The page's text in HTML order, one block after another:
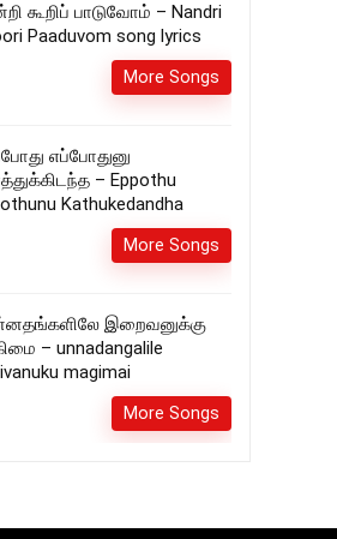
கூறிப் பாடுவோம் – Nandri
Paaduvom song lyrics
More Songs
எப்போதுனு
– Eppothu
Kathukedandha
More Songs
இறைவனுக்கு
– unnadangalile
magimai
More Songs